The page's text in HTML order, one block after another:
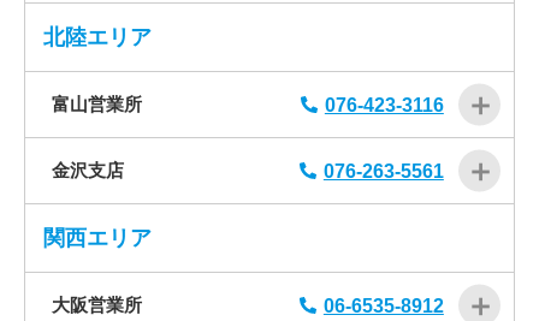
北陸エリア
富山営業所 076-423-3116
金沢支店 076-263-5561
関西エリア
大阪営業所 06-6535-8912